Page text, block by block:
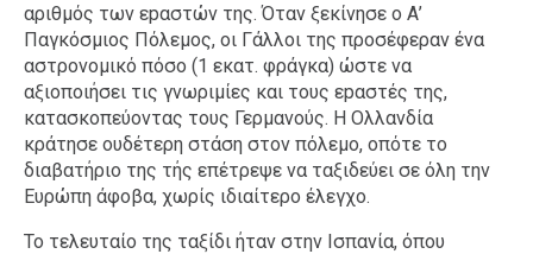
αριθμός των εpαστών της. Όταν ξεκίνησε ο Α’
Παγκόσμιος Πόλεμος, οι Γάλλοι της προσέφεραν ένα
αστρονομικό πόσο (1 εκατ. φράγκα) ώστε να
αξιοποιήσει τις γνωριμίες και τους εpαστές της,
κατασκοπεύοντας τους Γερμανούς. Η Ολλανδία
κράτησε ουδέτερη στάση στον πόλεμο, οπότε το
διαβατήριο της τής επέτρεψε να ταξιδεύει σε όλη την
Ευρώπη άφοβα, χωρίς ιδιαίτερο έλεγχο.
Το τελευταίο της ταξίδι ήταν στην Ισπανία, όπου